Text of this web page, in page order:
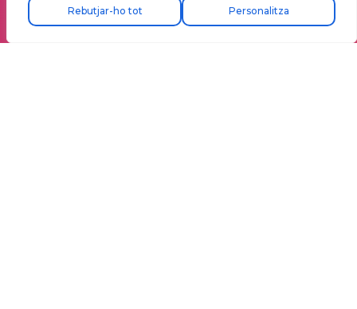
Personalitza
Rebutjar-ho tot